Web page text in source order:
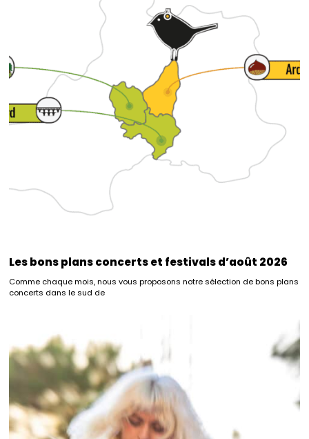
Les bons plans concerts et festivals d’août 2026
Comme chaque mois, nous vous proposons notre sélection de bons plans
concerts dans le sud de